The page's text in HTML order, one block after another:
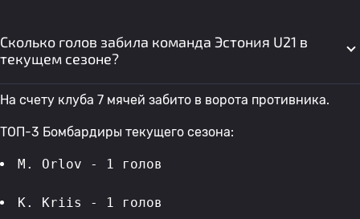
Сколько голов забила команда Эстония U21 в
текущем сезоне?
На счету клуба 7 мячей забито в ворота противника.
ТОП-3 Бомбардиры текущего сезона:
M. Orlov - 1 голов
K. Kriis - 1 голов